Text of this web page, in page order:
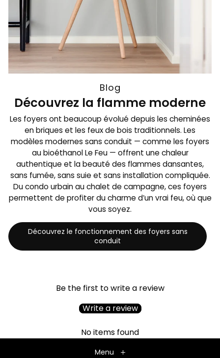
Blog
Découvrez la flamme moderne
Les foyers ont beaucoup évolué depuis les cheminées
en briques et les feux de bois traditionnels. Les
modèles modernes sans conduit — comme les foyers
au bioéthanol Le Feu — offrent une chaleur
authentique et la beauté des flammes dansantes,
sans fumée, sans suie et sans installation compliquée.
Du condo urbain au chalet de campagne, ces foyers
permettent de profiter du charme d’un vrai feu, où que
vous soyez.
Découvrez le fonctionnement des foyers sans
conduit
Be the first to write a review
Write a review
No items found
Menu